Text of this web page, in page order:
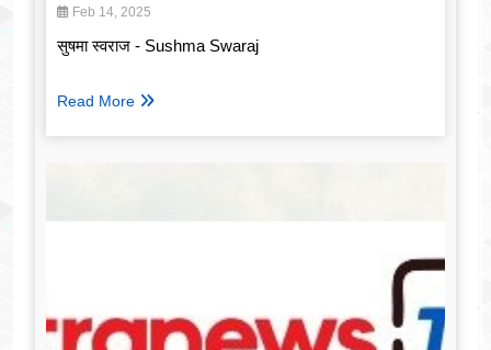
Feb 14, 2025
सुषमा स्वराज - Sushma Swaraj
Read More